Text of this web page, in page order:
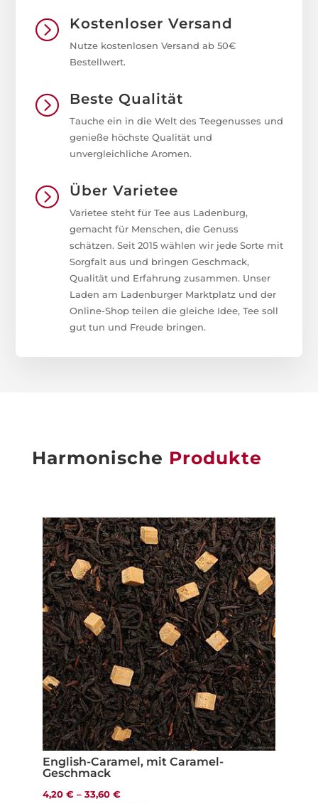
= Kostenloser Versand
Nutze kostenlosen Versand ab 50€
Bestellwert.
= Beste Qualität
Tauche ein in die Welt des Teegenusses und
genieße höchste Qualität und
unvergleichliche Aromen.
= Über Varietee
Varietee steht für Tee aus Ladenburg,
gemacht für Menschen, die Genuss
schätzen. Seit 2015 wählen wir jede Sorte mit
Sorgfalt aus und bringen Geschmack,
Qualität und Erfahrung zusammen. Unser
Laden am Ladenburger Marktplatz und der
Online-Shop teilen die gleiche Idee, Tee soll
gut tun und Freude bringen.
Harmonische Produkte
English-Caramel, mit Caramel-
Geschmack
4,20 €– 33,60 €